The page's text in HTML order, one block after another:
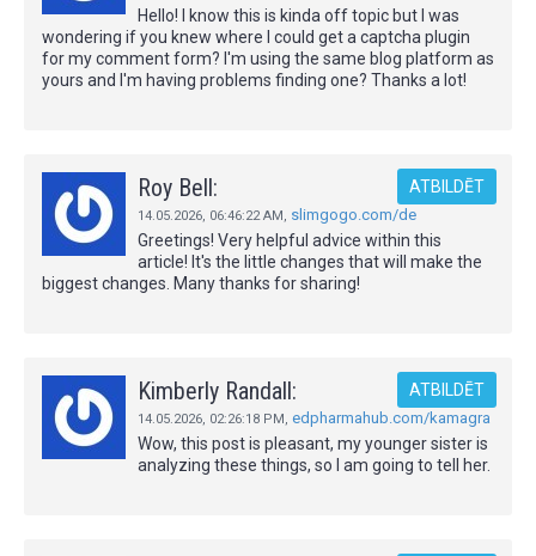
Hello! I know this is kinda off topic but I was
wondering if you knew where I could get a captcha plugin
for my comment form? I'm using the same blog platform as
yours and I'm having problems finding one? Thanks a lot!
Roy Bell:
14.05.2026, 06:46:22 AM, slimgogo.com/de
ATBILDĒT
Greetings! Very helpful advice within this
article! It's the little changes that will make the
biggest changes. Many thanks for sharing!
Kimberly Randall:
14.05.2026, 02:26:18 PM, edpharmahub.com/kamagra
ATBILDĒT
Wow, this post is pleasant, my younger sister is
analyzing these things, so I am going to tell her.